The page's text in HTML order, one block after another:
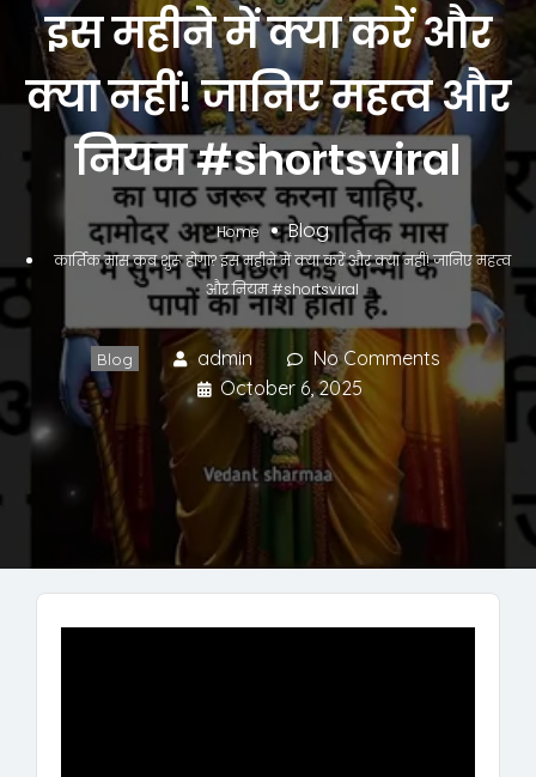
इस महीने में क्या करें और
क्या नहीं! जानिए महत्व और
नियम #shortsviral
Home Blog
कार्तिक मास कब शुरू होगा? इस महीने में क्या करें और क्या नहीं! जानिए महत्व
और नियम #shortsviral
Blog admin
No Comments
October 6, 2025